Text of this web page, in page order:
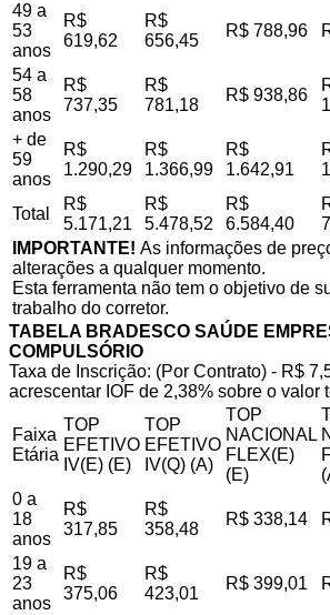
49 a
53
anos
R$
619,62
R$
656,45
R$ 788,96
54 a
58
anos
R$
737,35
R$
781,18
R$ 938,86
+ de
59
anos
R$
1.290,29
R$
1.366,99
R$
1.642,91
Total
R$
5.171,21
R$
5.478,52
R$
6.584,40
IMPORTANTE! As informações de
alterações a qualquer momento.
Esta ferramenta não tem o objetivo de
trabalho do corretor.
TABELA BRADESCO SAÚDE
COMPULSÓRIO
Taxa de Inscrição: (Por Contrato) - R$
acrescentar IOF de 2,38% sobre o valor
Faixa
Etária
TOP
EFETIVO
IV(E) (E)
TOP
EFETIVO
IV(Q) (A)
TOP
NACIONAL
FLEX(E)
(E)
0 a
18
anos
R$
317,85
R$
358,48
R$ 338,14
19 a
23
anos
R$
375,06
R$
423,01
R$ 399,01